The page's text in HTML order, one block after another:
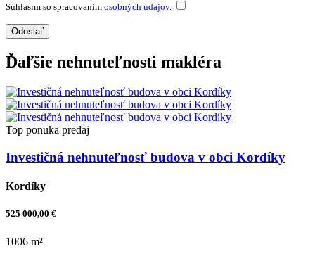
Súhlasím so spracovaním osobných údajov.
Odoslať
Ďaľšie nehnuteľnosti makléra
Top ponuka predaj
Investičná nehnuteľnosť budova v obci Kordíky
Kordíky
525 000,00 €
1006 m²